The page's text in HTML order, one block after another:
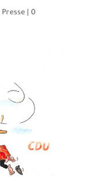
Presse| 0